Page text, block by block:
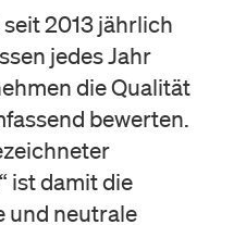
2013 jährlich
jedes Jahr
die Qualität
bewerten.
ist damit die
und neutrale